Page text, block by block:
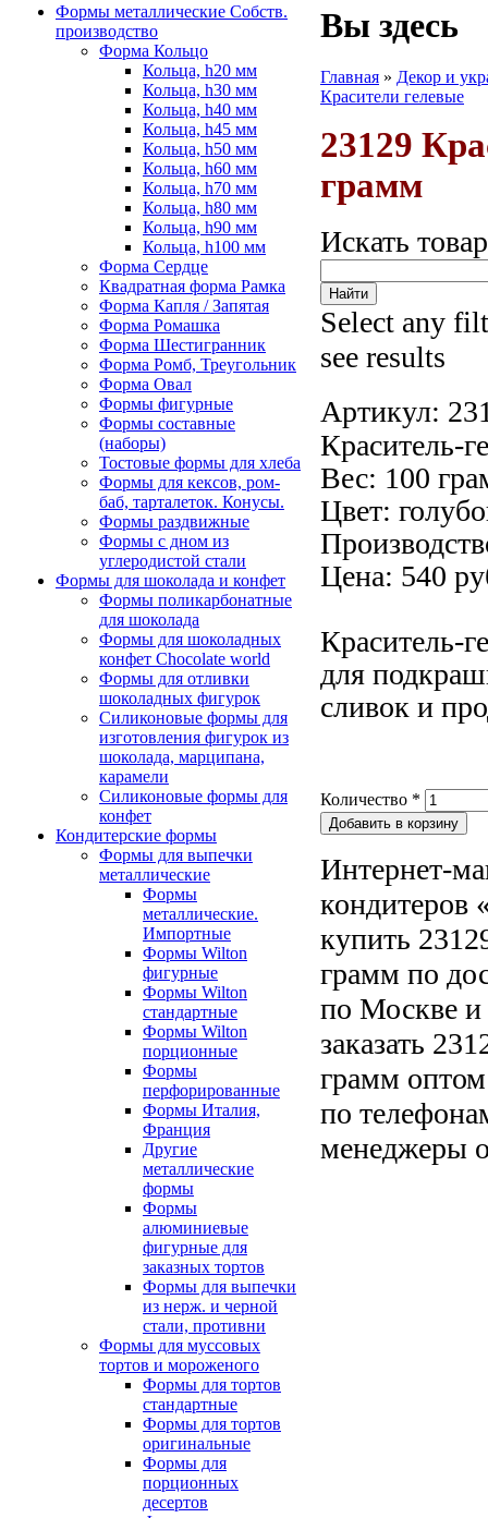
Формы металлические Собств.
производство
Форма Кольцо
Кольца, h20 мм
Кольца, h30 мм
Кольца, h40 мм
Кольца, h45 мм
Кольца, h50 мм
Кольца, h60 мм
Кольца, h70 мм
Кольца, h80 мм
Кольца, h90 мм
Кольца, h100 мм
Форма Сердце
Квадратная форма Рамка
Форма Капля / Запятая
Форма Ромашка
Форма Шестигранник
Форма Ромб, Треугольник
Форма Овал
Формы фигурные
Формы составные
(наборы)
Тостовые формы для хлеба
Формы для кексов, ром-
баб, тарталеток. Конусы.
Формы раздвижные
Формы с дном из
углеродистой стали
Формы для шоколада и конфет
Формы поликарбонатные
для шоколада
Формы для шоколадных
конфет Сhocolate world
Формы для отливки
шоколадных фигурок
Силиконовые формы для
изготовления фигурок из
шоколада, марципана,
карамели
Силиконовые формы для
конфет
Кондитерские формы
Формы для выпечки
металлические
Формы
металлические.
Импортные
Формы Wilton
фигурные
Формы Wilton
стандартные
Формы Wilton
порционные
Формы
перфорированные
Формы Италия,
Франция
Другие
металлические
формы
Формы
алюминиевые
фигурные для
заказных тортов
Формы для выпечки
из нерж. и черной
стали, противни
Формы для муссовых
тортов и мороженого
Формы для тортов
стандартные
Формы для тортов
оригинальные
Формы для
порционных
десертов
Вы здесь
Главная » Декор и
Красители гелевые
23129
грамм
Искать
Select any
see results
Артикул:
Краситель-
Вес: 100
Цвет:
Цена: 540
Краситель-
для
сливок и
Количество *
Интернет-
кондитеров
купить
грамм по
по Москве и
заказать
грамм
по
менеджеры